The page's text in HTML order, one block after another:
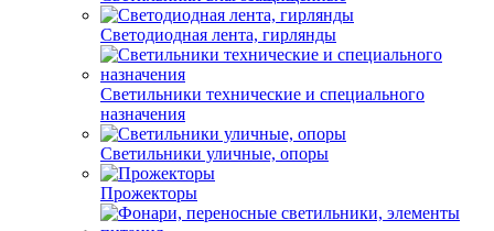
Светодиодная лента, гирлянды
Светильники технические и специального
назначения
Светильники уличные, опоры
Прожекторы